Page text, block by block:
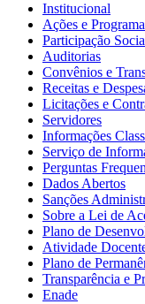
Institucional
Ações e
Participação
Auditorias
Convênios e
Receitas e
Licitações e
Servidores
Informações
Serviço de
Perguntas
Dados Abertos
Sanções
Sobre a Lei de
Plano de
Atividade
Plano de
Transparência e
Enade